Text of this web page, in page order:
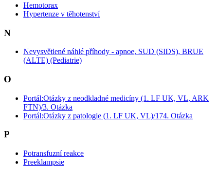
Hemotorax
Hypertenze v těhotenství
N
Nevysvětlené náhlé příhody - apnoe, SUD (SIDS), BRUE
(ALTE) (Pediatrie)
O
Portál:Otázky z neodkladné medicíny (1. LF UK, VL, ARK
FTN)/3. Otázka
Portál:Otázky z patologie (1. LF UK, VL)/174. Otázka
P
Potransfuzní reakce
Preeklampsie